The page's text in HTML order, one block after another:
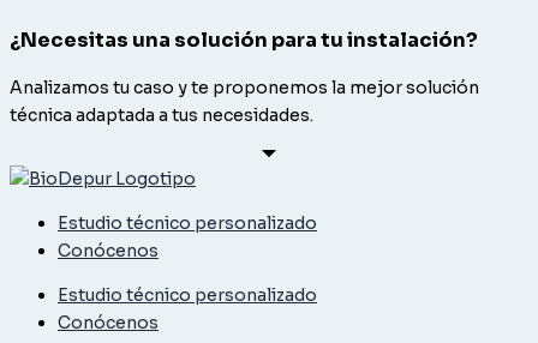
¿Necesitas una solución para tu instalación?
Analizamos tu caso y te proponemos la mejor solución
técnica adaptada a tus necesidades.
Estudio técnico personalizado
Conócenos
Estudio técnico personalizado
Conócenos